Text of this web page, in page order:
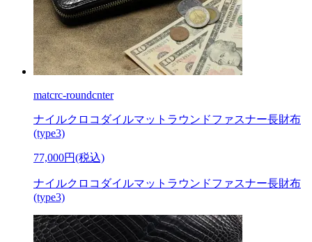
matcrc-roundcnter
ナイルクロコダイルマットラウンドファスナー長財布
(type3)
77,000円(税込)
ナイルクロコダイルマットラウンドファスナー長財布
(type3)